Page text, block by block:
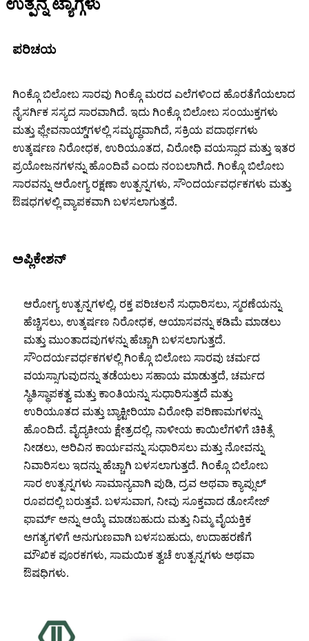
ಉತ್ಪನ್ನ ಟ್ಯಾಗ್ಗಳು
ಪರಿಚಯ
ಗಿಂಕ್ಗೊ ಬಿಲೋಬ ಸಾರವು ಗಿಂಕ್ಗೊ ಮರದ ಎಲೆಗಳಿಂದ ಹೊರತೆಗೆಯಲಾದ
ನೈಸರ್ಗಿಕ ಸಸ್ಯದ ಸಾರವಾಗಿದೆ. ಇದು ಗಿಂಕ್ಗೊ ಬಿಲೋಬ ಸಂಯುಕ್ತಗಳು
ಮತ್ತು ಫ್ಲೇವನಾಯ್ಡ್‌ಗಳಲ್ಲಿ ಸಮೃದ್ಧವಾಗಿದೆ, ಸಕ್ರಿಯ ಪದಾರ್ಥಗಳು
ಉತ್ಕರ್ಷಣ ನಿರೋಧಕ, ಉರಿಯೂತದ, ವಿರೋಧಿ ವಯಸ್ಸಾದ ಮತ್ತು ಇತರ
ಪ್ರಯೋಜನಗಳನ್ನು ಹೊಂದಿವೆ ಎಂದು ನಂಬಲಾಗಿದೆ. ಗಿಂಕ್ಗೊ ಬಿಲೋಬ
ಸಾರವನ್ನು ಆರೋಗ್ಯ ರಕ್ಷಣಾ ಉತ್ಪನ್ನಗಳು, ಸೌಂದರ್ಯವರ್ಧಕಗಳು ಮತ್ತು
ಔಷಧಗಳಲ್ಲಿ ವ್ಯಾಪಕವಾಗಿ ಬಳಸಲಾಗುತ್ತದೆ.
ಅಪ್ಲಿಕೇಶನ್
ಆರೋಗ್ಯ ಉತ್ಪನ್ನಗಳಲ್ಲಿ, ರಕ್ತ ಪರಿಚಲನೆ ಸುಧಾರಿಸಲು, ಸ್ಮರಣೆಯನ್ನು
ಹೆಚ್ಚಿಸಲು, ಉತ್ಕರ್ಷಣ ನಿರೋಧಕ, ಆಯಾಸವನ್ನು ಕಡಿಮೆ ಮಾಡಲು
ಮತ್ತು ಮುಂತಾದವುಗಳನ್ನು ಹೆಚ್ಚಾಗಿ ಬಳಸಲಾಗುತ್ತದೆ.
ಸೌಂದರ್ಯವರ್ಧಕಗಳಲ್ಲಿ ಗಿಂಕ್ಗೊ ಬಿಲೋಬ ಸಾರವು ಚರ್ಮದ
ವಯಸ್ಸಾಗುವುದನ್ನು ತಡೆಯಲು ಸಹಾಯ ಮಾಡುತ್ತದೆ, ಚರ್ಮದ
ಸ್ಥಿತಿಸ್ಥಾಪಕತ್ವ ಮತ್ತು ಕಾಂತಿಯನ್ನು ಸುಧಾರಿಸುತ್ತದೆ ಮತ್ತು
ಉರಿಯೂತದ ಮತ್ತು ಬ್ಯಾಕ್ಟೀರಿಯಾ ವಿರೋಧಿ ಪರಿಣಾಮಗಳನ್ನು
ಹೊಂದಿದೆ. ವೈದ್ಯಕೀಯ ಕ್ಷೇತ್ರದಲ್ಲಿ, ನಾಳೀಯ ಕಾಯಿಲೆಗಳಿಗೆ ಚಿಕಿತ್ಸೆ
ನೀಡಲು, ಅರಿವಿನ ಕಾರ್ಯವನ್ನು ಸುಧಾರಿಸಲು ಮತ್ತು ನೋವನ್ನು
ನಿವಾರಿಸಲು ಇದನ್ನು ಹೆಚ್ಚಾಗಿ ಬಳಸಲಾಗುತ್ತದೆ. ಗಿಂಕ್ಗೊ ಬಿಲೋಬ
ಸಾರ ಉತ್ಪನ್ನಗಳು ಸಾಮಾನ್ಯವಾಗಿ ಪುಡಿ, ದ್ರವ ಅಥವಾ ಕ್ಯಾಪ್ಸುಲ್
ರೂಪದಲ್ಲಿ ಬರುತ್ತವೆ. ಬಳಸುವಾಗ, ನೀವು ಸೂಕ್ತವಾದ ಡೋಸೇಜ್
ಫಾರ್ಮ್ ಅನ್ನು ಆಯ್ಕೆ ಮಾಡಬಹುದು ಮತ್ತು ನಿಮ್ಮ ವೈಯಕ್ತಿಕ
ಅಗತ್ಯಗಳಿಗೆ ಅನುಗುಣವಾಗಿ ಬಳಸಬಹುದು, ಉದಾಹರಣೆಗೆ
ಮೌಖಿಕ ಪೂರಕಗಳು, ಸಾಮಯಿಕ ತ್ವಚೆ ಉತ್ಪನ್ನಗಳು ಅಥವಾ
ಔಷಧಿಗಳು.